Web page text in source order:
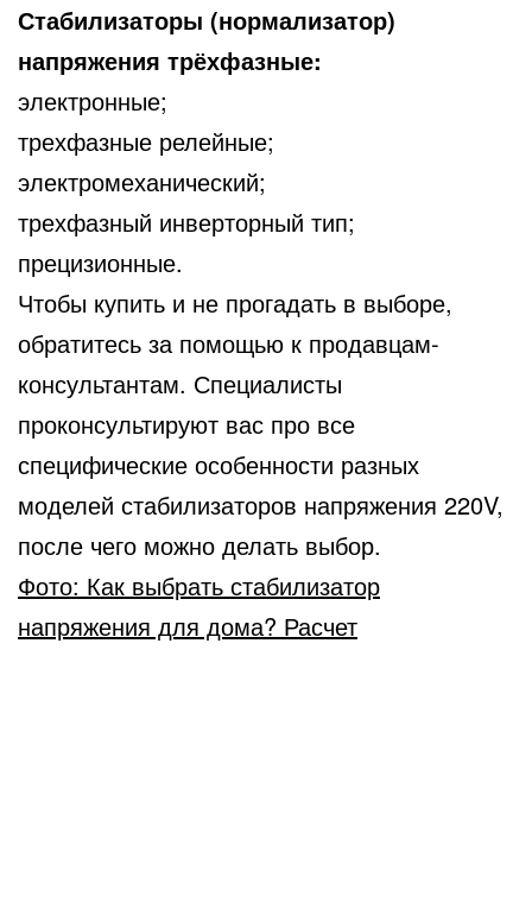
Стабилизаторы (нормализатор)
напряжения трёхфазные:
электронные;
трехфазные релейные;
электромеханический;
трехфазный инверторный тип;
прецизионные.
Чтобы купить и не прогадать в выборе,
обратитесь за помощью к продавцам-
консультантам. Специалисты
проконсультируют вас про все
специфические особенности разных
моделей стабилизаторов напряжения 220V,
после чего можно делать выбор.
Фото: Как выбрать стабилизатор
напряжения для дома? Расчет